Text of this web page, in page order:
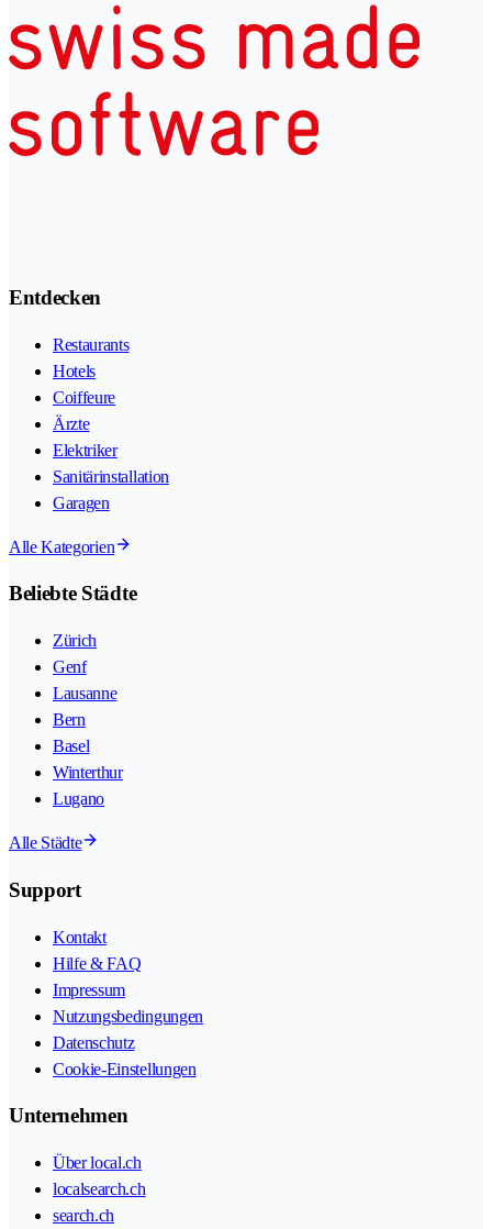
Entdecken
Restaurants
Hotels
Coiffeure
Ärzte
Elektriker
Sanitärinstallation
Garagen
Alle Kategorien
Beliebte Städte
Zürich
Genf
Lausanne
Bern
Basel
Winterthur
Lugano
Alle Städte
Support
Kontakt
Hilfe & FAQ
Impressum
Nutzungsbedingungen
Datenschutz
Cookie-Einstellungen
Unternehmen
Über local.ch
localsearch.ch
search.ch